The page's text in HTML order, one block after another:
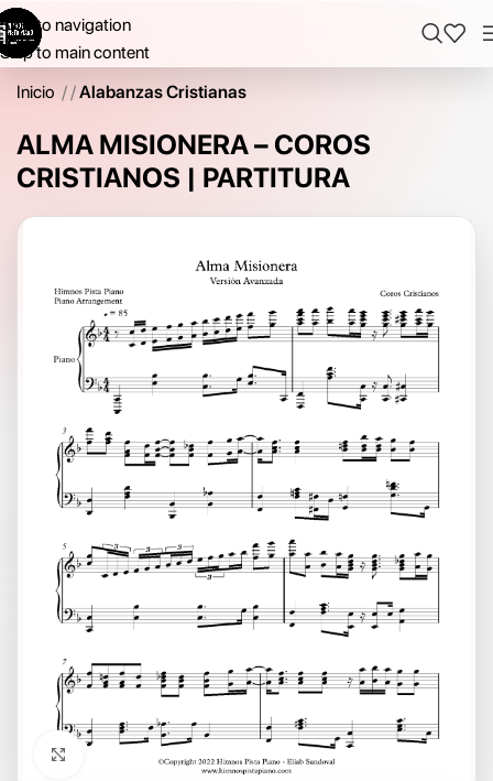
Skip to navigation
Skip to main content
Inicio / Alabanzas Cristianas
ALMA MISIONERA – COROS
CRISTIANOS | PARTITURA